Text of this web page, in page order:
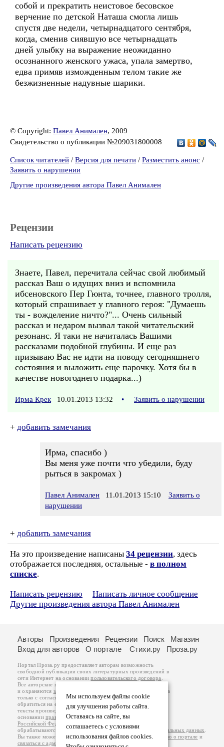
собой и прекратить неистовое бесовское
верчение по детской Наташа смогла лишь
спустя две недели, четырнадцатого сентября,
когда, сменив сиявшую все четырнадцать
дней улыбку на выражение неожиданно
осознанного женского ужаса, упала замертво,
едва примяв изможденным телом такие же
безжизненные надувные шарики.
© Copyright: Павел Анимален, 2009
Свидетельство о публикации №209031800008
Список читателей / Версия для печати / Разместить анонс /
Заявить о нарушении
Другие произведения автора Павел Анимален
Рецензии
Написать рецензию
Знаете, Павел, перечитала сейчас свой любимый
рассказ Ваш о идущих вниз и вспомнила
ибсеновского Пер Гюнта, точнее, главного тролля,
который спрашивает у главного героя: "Думаешь
ты - вожделение ничто?"... Очень сильный
рассказ и недаром вызвал такой читательский
резонанс. Я таки не начиталась Вашими
рассказами подобной глубины. И еще раз
призываю Вас не идти на поводу сегодняшнего
состояния и выложить еще парочку. Хотя бы в
качестве новогоднего подарка...)
Ирма Крек 10.01.2013 13:32 • Заявить о нарушении
+ добавить замечания
Ирма, спасибо )
Вы меня уже почти что убедили, буду
рыться в закромах )
Павел Анимален 11.01.2013 15:10
Заявить о
нарушении
+ добавить замечания
На это произведение написаны 34 рецензии, здесь
отображается последняя, остальные - в полном
списке.
Написать рецензию
Написать личное сообщение
Другие произведения автора Павел Анимален
Мы используем файлы cookie
для улучшения работы сайта.
Оставаясь на сайте, вы
соглашаетесь с условиями
использования файлов cookies.
Авторы Произведения Рецензии Поиск
Магазин
Вход для авторов
О портале Стихи.ру Проза.ру
Портал Проза.ру предоставляет авторам возможность
свободной публикации своих литературных произведений в
сети Интернет на основаниипользовательского договора
Все авторские права на произведения принадлежат авторам
и охраняются законом
. Перепечатка произведений возможна
только с согласия его автора, к которому вы можете
обратиться на его авторской странице. Ответственность за
тексты произведений авторы несут самостоятельно на
основанииправил публикацииизаконодательства
Российской Федерации
обрабатываются на основанииПолитики обработки персональных данных
Вы также можете посмотреть более подробнуюинформацию о портале и
связаться с администрацией